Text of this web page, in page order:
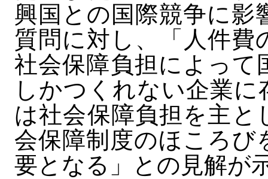
興国との国際競争に影
質問に対し、「人件費
社会保障負担によって
しかつくれない企業
は社会保障負担を主
会保障制度のほころび
要となる」との見解が